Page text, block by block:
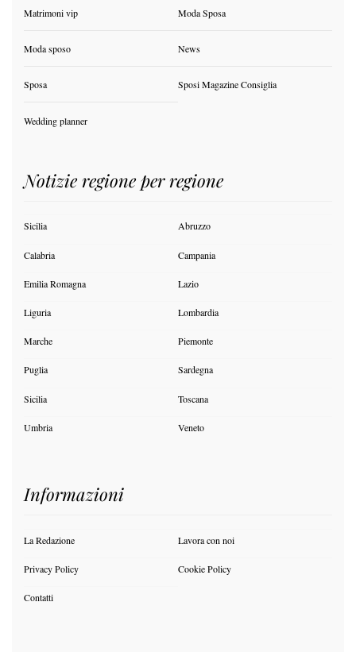
Matrimoni vip Moda Sposa
Moda sposo News
Sposa Sposi Magazine Consiglia
Wedding planner
Notizie regione per regione
Sicilia Abruzzo
Calabria Campania
Emilia Romagna Lazio
Liguria Lombardia
Marche Piemonte
Puglia Sardegna
Sicilia Toscana
Umbria Veneto
Informazioni
La Redazione Lavora con noi
Privacy Policy Cookie Policy
Contatti